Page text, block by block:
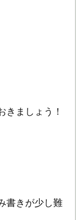
きましょう！
書きが少し難